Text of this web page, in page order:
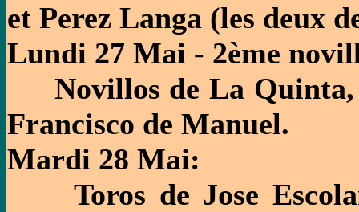
et Perez Langa (les deux
Lundi 27 Mai - 2ème
Novillos de La Quinta,
Francisco de Manuel.
Mardi 28 Mai:
Toros de Jose